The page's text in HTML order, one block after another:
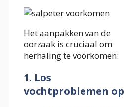
Het aanpakken van de
oorzaak is cruciaal om
herhaling te voorkomen:
1. Los
vochtproblemen op